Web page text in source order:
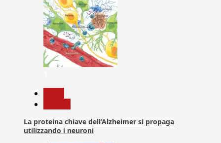
La proteina chiave dell’Alzheimer si propaga
utilizzando i neuroni